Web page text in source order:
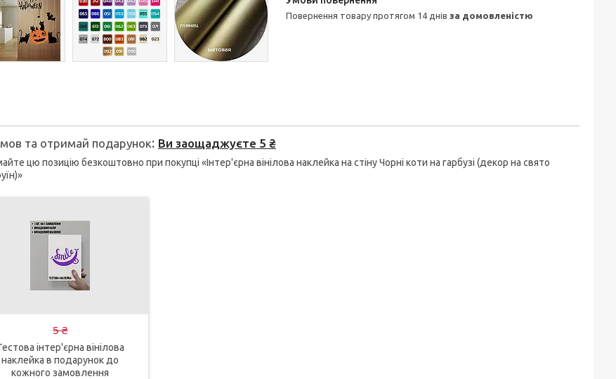
повернення товару протягом 14 днів за домовленістю
та отримай подарунок Ви заощаджуєте 5 ₴
цю позицію безкоштовно при покупці «Інтер'єрна вінілова наклейка на стіну Чорні коти на гарбузі (декор на свято
5 ₴
інтер'єрна вінілова
наклейка в подарунок до
кожного замовлення